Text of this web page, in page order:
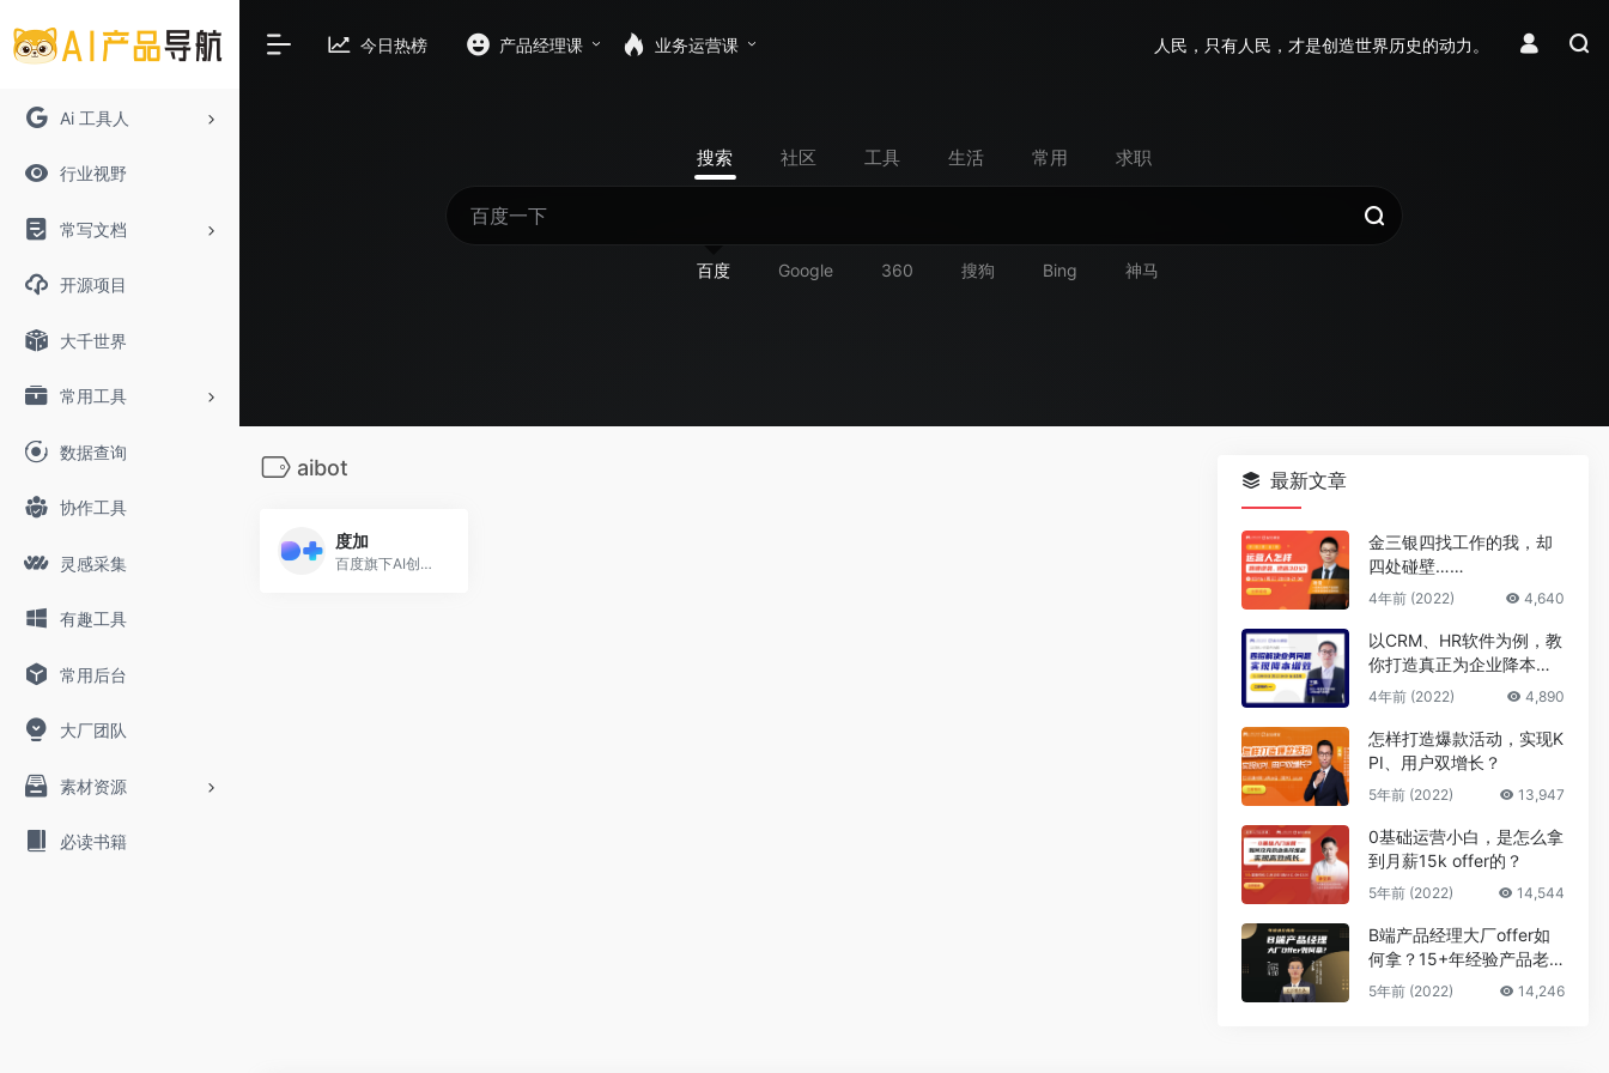
Ai 工具人
行业视野
常写文档
开源项目
大千世界
常用工具
数据查询
协作工具
灵感采集
有趣工具
常用后台
大厂团队
素材资源
必读书籍
今日热榜 产品经理课 业务运营课 人民，只有人民，才是创造世界历史的动力。
搜索 社区 工具 生活 常用 求职
百度 Google 360 搜狗 Bing 神马
aibot
度加
百度旗下AI创造工具
最新文章
金三银四找工作的我，却
四处碰壁……
4年前 (2022) 4,640
以CRM、HR软件为例，教
你打造真正为企业降本增
效的B端产品
4年前 (2022) 4,890
怎样打造爆款活动，实现K
PI、用户双增长？
5年前 (2022) 13,947
0基础运营小白，是怎么拿
到月薪15k offer的？
5年前 (2022) 14,544
B端产品经理大厂offer如
何拿？15+年经验产品老
司机告诉你答案
5年前 (2022) 14,246